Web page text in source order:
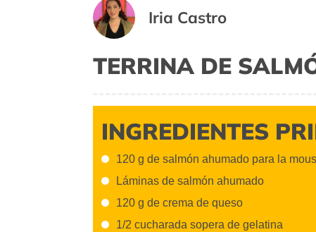
Iria Castro
TERRINA DE
INGREDIENTES
120 g de salmón ahumado para la
Láminas de salmón ahumado
120 g de crema de queso
1/2 cucharada sopera de gelatina